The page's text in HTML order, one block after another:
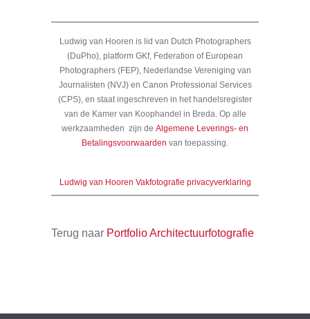
Ludwig van Hooren is lid van Dutch Photographers
(DuPho), platform GKf, Federation of European
Photographers (FEP), Nederlandse Vereniging van
Journalisten (NVJ) en Canon Professional Services
(CPS), en staat ingeschreven in het handelsregister
van de Kamer van Koophandel in Breda. Op alle
werkzaamheden zijn de Algemene Leverings- en
Betalingsvoorwaarden van toepassing.
Ludwig van Hooren Vakfotografie privacyverklaring
Terug naar Portfolio Architectuurfotografie